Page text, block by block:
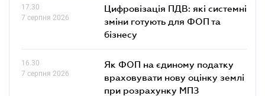
17.30
7 серпня 2026
Цифровізація ПДВ: які системні
зміни готують для ФОП та
бізнесу
16.30
7 серпня 2026
Як ФОП на єдиному податку
враховувати нову оцінку землі
при розрахунку МПЗ